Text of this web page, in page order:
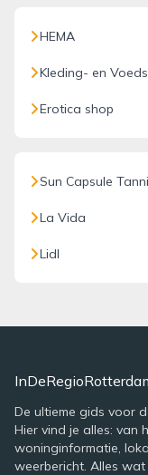
HEMA
Kleding- en
Erotica shop
Sun Capsule
La Vida
Lidl
De ultieme gids voor
Hier vind je alles: van
woninginformatie,
weerbericht. Alles